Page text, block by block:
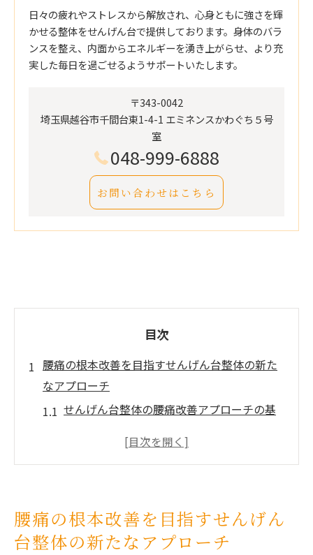
日々の疲れやストレスから解放され、心身ともに強さを輝
かせる整体をせんげん台で提供しております。身体のバラ
ンスを整え、内面からエネルギーを湧き上がらせ、より充
実した毎日を過ごせるようサポートいたします。
〒343-0042
埼玉県越谷市千間台東1-4-1 エミネンスかわぐち５号
室
048-999-6888
お問い合わせはこちら
目次
腰痛の根本改善を目指すせんげん台整体の新た
なアプローチ
せんげん台整体の腰痛改善アプローチの基
腰痛の原因を特定するための詳細なヒアリ
ニズム
革新的な手技で腰痛を和らげる理由
腰痛の根本改善を目指すせんげん
台整体の新たなアプローチ